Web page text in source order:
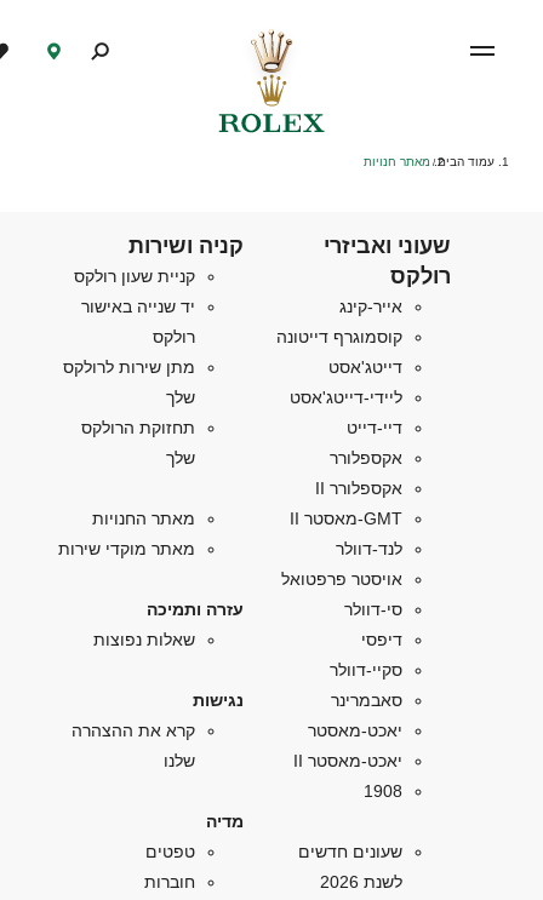
עמוד הבית/ מאתר חנויות
שעוני ואביזרי
רולקס
אייר-קינג
קוסמוגרף דייטונה
דייטג'אסט
ליידי-דייטג'אסט
דיי-דייט
אקספלורר
אקספלורר II
GMT-מאסטר II
לנד-דוולר
אויסטר פרפטואל
סי-דוולר
דיפסי
סקיי-דוולר
סאבמרינר
יאכט-מאסטר
יאכט-מאסטר II
1908
שעונים חדשים
לשנת 2026
קניה ושירות
קניית שעון רולקס
יד שנייה באישור
רולקס
מתן שירות לרולקס
שלך
תחזוקת הרולקס
שלך
מאתר החנויות
מאתר מוקדי שירות
עזרה ותמיכה
שאלות נפוצות
נגישות
קרא את ההצהרה
שלנו
מדיה
טפטים
חוברות